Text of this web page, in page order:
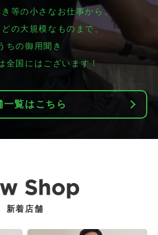
等の小さなお仕事から、
どの大規模なものまで、
ちの御用聞き
全国にはございます！
一覧はこちら
新着店舗